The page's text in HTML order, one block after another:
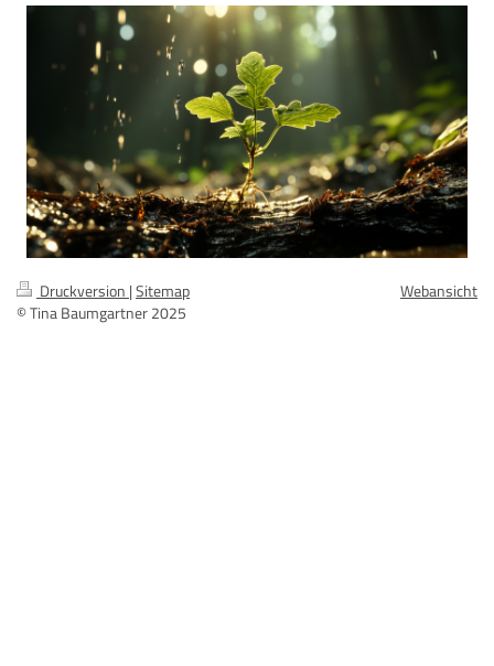
Druckversion |Sitemap
© Tina Baumgartner 2025
Webansicht